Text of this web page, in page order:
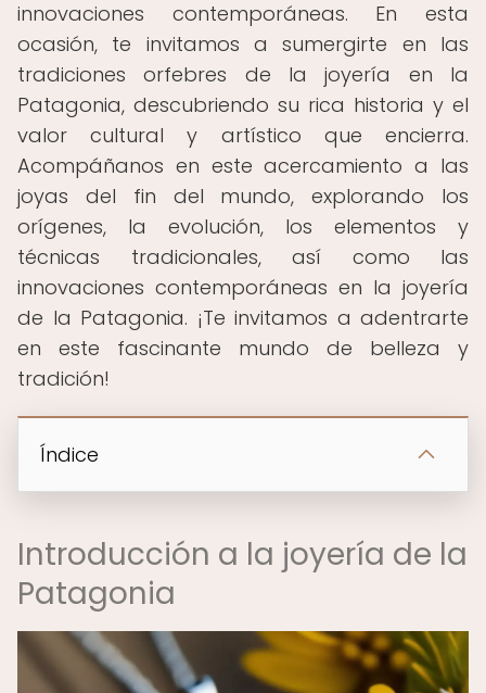
innovaciones contemporáneas. En esta
ocasión, te invitamos a sumergirte en las
tradiciones orfebres de la joyería en la
Patagonia, descubriendo su rica historia y el
valor cultural y artístico que encierra.
Acompáñanos en este acercamiento a las
joyas del fin del mundo, explorando los
orígenes, la evolución, los elementos y
técnicas tradicionales, así como las
innovaciones contemporáneas en la joyería
de la Patagonia. ¡Te invitamos a adentrarte
en este fascinante mundo de belleza y
tradición!
Índice
Introducción a la joyería de la
Patagonia